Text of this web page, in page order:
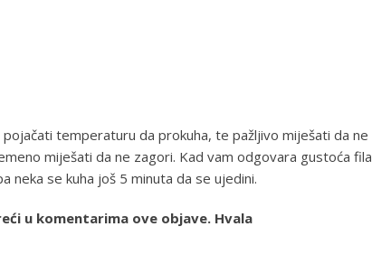
temperaturu da prokuha, te pažljivo miješati da ne
miješati da ne zagori. Kad vam odgovara gustoća fila
neka se kuha još 5 minuta da se ujedini.
u komentarima ove objave. Hvala